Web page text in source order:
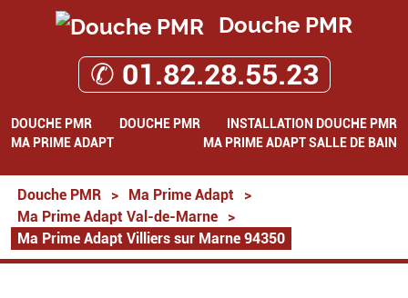
Douche PMR
✆ 01.82.28.55.23
DOUCHE PMR DOUCHE PMR
INSTALLATION DOUCHE PMR
MA PRIME ADAPT
MA PRIME ADAPT SALLE DE BAIN
Douche PMR > Ma Prime Adapt
>
Ma Prime Adapt Val-de-Marne
>
Ma Prime Adapt Villiers sur Marne 94350